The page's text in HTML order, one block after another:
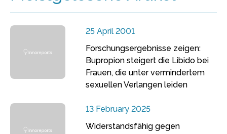
25 April 2001
Forschungsergebnisse zeigen:
Bupropion steigert die Libido bei
Frauen, die unter vermindertem
sexuellen Verlangen leiden
13 February 2025
Widerstandsfähig gegen